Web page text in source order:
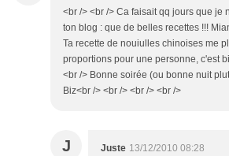
<br /> <br /> Ca faisait qq jours que je
ton blog : que de belles recettes !!!
Ta recette de nouiulles chinoises me
proportions pour une personne, c'est
<br /> Bonne soirée (ou bonne nuit
Biz<br /> <br /> <br /> <br />
J Juste 13/12/2010 08:28